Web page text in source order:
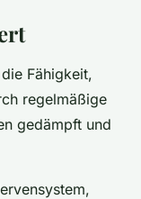
Fähigkeit,
regelmäßige
gedämpft und